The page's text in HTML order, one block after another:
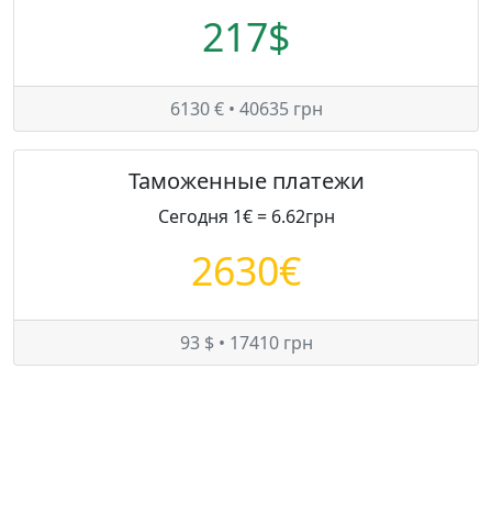
217$
6130 € • 40635 грн
Таможенные платежи
Сегодня 1€ = 6.62грн
2630€
93 $ • 17410 грн